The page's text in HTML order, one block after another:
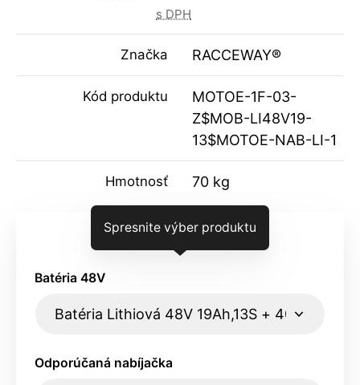
s DPH
Značka RACCEWAY®
Kód produktu
MOTOE-1F-03-
Z$MOB-LI48V19-
13$MOTOE-NAB-LI-1
Hmotnosť 70 kg
Spresnite výber produktu
Batéria 48V
Odporúčaná nabíjačka